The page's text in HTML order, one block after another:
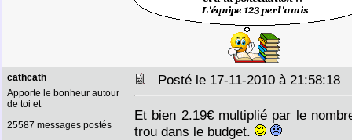
cathcath
Apporte le bonheur autour
de toi et
25587 messages postés
Posté le 17-11-2010 à 21:58:18
Et bien 2.19€ multiplié par le
trou dans le budget.